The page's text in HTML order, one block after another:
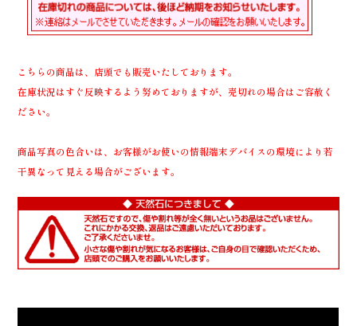
こちらの商品は、店頭でも販売いたしております。
在庫状況はすぐ反映するよう努めておりますが、売切れの場合はご容赦く
ださい。
商品写真の色合いは、お客様がお使いの情報端末デバイスの環境により若
干異なって見える場合がございます。